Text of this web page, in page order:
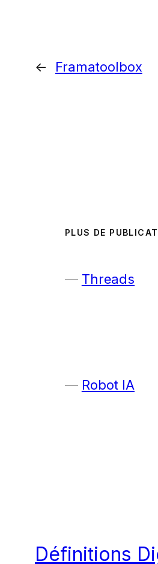
← Framatoolbox
PLUS DE
Threads
Robot IA
Définitions